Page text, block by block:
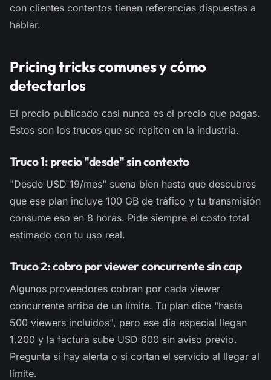
con clientes contentos tienen referencias dispuestas a
hablar.
Pricing tricks comunes y cómo
detectarlos
El precio publicado casi nunca es el precio que pagas.
Estos son los trucos que se repiten en la industria.
Truco 1: precio "desde" sin contexto
"Desde USD 19/mes" suena bien hasta que descubres
que ese plan incluye 100 GB de tráfico y tu transmisión
consume eso en 8 horas. Pide siempre el costo total
estimado con tu uso real.
Truco 2: cobro por viewer concurrente sin cap
Algunos proveedores cobran por cada viewer
concurrente arriba de un límite. Tu plan dice "hasta
500 viewers incluidos", pero ese día especial llegan
1.200 y la factura sube USD 600 sin aviso previo.
Pregunta si hay alerta o si cortan el servicio al llegar al
límite.